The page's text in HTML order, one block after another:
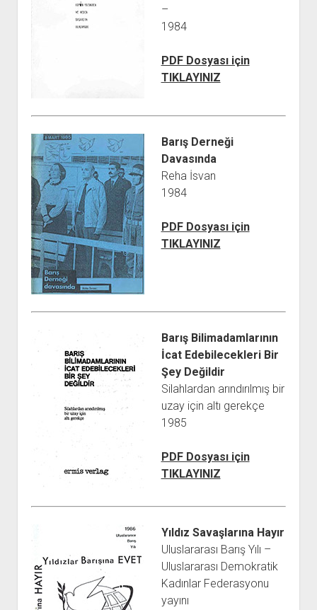
–
1984
PDF Dosyası için
TIKLAYINIZ
Barış Derneği
Davasında
Reha İsvan
1984
PDF Dosyası için
TIKLAYINIZ
Barış Bilimadamlarının
İcat Edebilecekleri Bir
Şey Değildir
Silahlardan arındırılmış bir
uzay için altı gerekçe
1985
PDF Dosyası için
TIKLAYINIZ
Yıldız Savaşlarına Hayır
Uluslararası Barış Yılı –
Uluslararası Demokratik
Kadınlar Federasyonu
yayını